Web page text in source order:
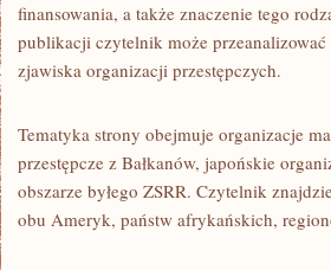
finansowania, a także znaczenie tego
publikacji czytelnik może
zjawiska organizacji przestępczych.
Tematyka strony obejmuje organizacje
przestępcze z Bałkanów, japońskie
obszarze byłego ZSRR. Czytelnik
obu Ameryk, państw afrykańskich,